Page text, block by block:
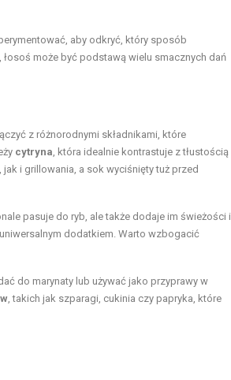
aby odkryć, który sposób
może być podstawą wielu smacznych dań
z różnorodnymi składnikami, które
cytryna , która idealnie kontrastuje z tłustością
i grillowania, a sok wyciśnięty tuż przed
pasuje do ryb, ale także dodaje im świeżości i
dodatkiem. Warto wzbogacić
do marynaty lub używać jako przyprawy w
, takich jak szparagi, cukinia czy papryka, które